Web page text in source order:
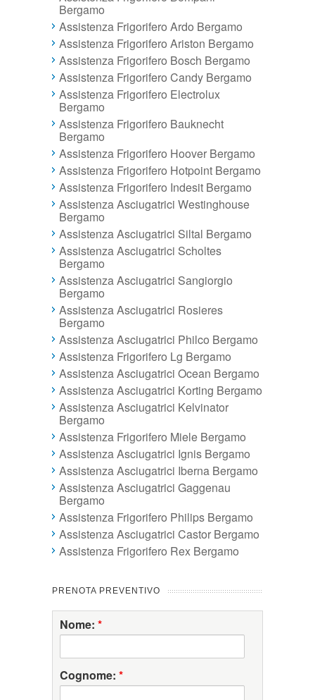
Bergamo
Assistenza Frigorifero Ardo Bergamo
Assistenza Frigorifero Ariston Bergamo
Assistenza Frigorifero Bosch Bergamo
Assistenza Frigorifero Candy Bergamo
Assistenza Frigorifero Electrolux
Bergamo
Assistenza Frigorifero Bauknecht
Bergamo
Assistenza Frigorifero Hoover Bergamo
Assistenza Frigorifero Hotpoint Bergamo
Assistenza Frigorifero Indesit Bergamo
Assistenza Asciugatrici Westinghouse
Bergamo
Assistenza Asciugatrici Siltal Bergamo
Assistenza Asciugatrici Scholtes
Bergamo
Assistenza Asciugatrici Sangiorgio
Bergamo
Assistenza Asciugatrici Rosieres
Bergamo
Assistenza Asciugatrici Philco Bergamo
Assistenza Frigorifero Lg Bergamo
Assistenza Asciugatrici Ocean Bergamo
Assistenza Asciugatrici Korting Bergamo
Assistenza Asciugatrici Kelvinator
Bergamo
Assistenza Frigorifero Miele Bergamo
Assistenza Asciugatrici Ignis Bergamo
Assistenza Asciugatrici Iberna Bergamo
Assistenza Asciugatrici Gaggenau
Bergamo
Assistenza Frigorifero Philips Bergamo
Assistenza Asciugatrici Castor Bergamo
Assistenza Frigorifero Rex Bergamo
PRENOTA PREVENTIVO
Nome: *
Cognome: *